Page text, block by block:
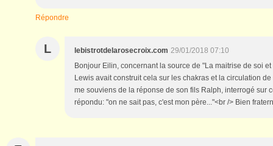
Répondre
L lebistrotdelarosecroix.com 29/01/2018 07:10
Bonjour Eilin, concernant la source de "La maitrise de soi
Lewis avait construit cela sur les chakras et la circulation
me souviens de la réponse de son fils Ralph, interrogé sur
répondu: "on ne sait pas, c'est mon père..."<br /> Bien